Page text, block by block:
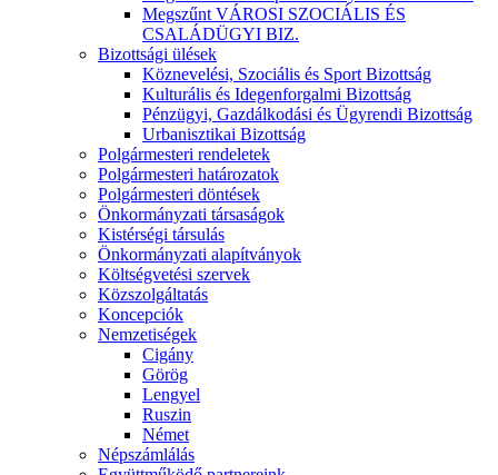
Megszűnt VÁROSI SZOCIÁLIS ÉS
CSALÁDÜGYI BIZ.
Bizottsági ülések
Köznevelési, Szociális és Sport Bizottság
Kulturális és Idegenforgalmi Bizottság
Pénzügyi, Gazdálkodási és Ügyrendi Bizottság
Urbanisztikai Bizottság
Polgármesteri rendeletek
Polgármesteri határozatok
Polgármesteri döntések
Önkormányzati társaságok
Kistérségi társulás
Önkormányzati alapítványok
Költségvetési szervek
Közszolgáltatás
Koncepciók
Nemzetiségek
Cigány
Görög
Lengyel
Ruszin
Német
Népszámlálás